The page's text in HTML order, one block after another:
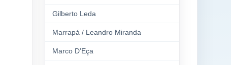
Gilberto Leda
Marrapá / Leandro Miranda
Marco D’Eça